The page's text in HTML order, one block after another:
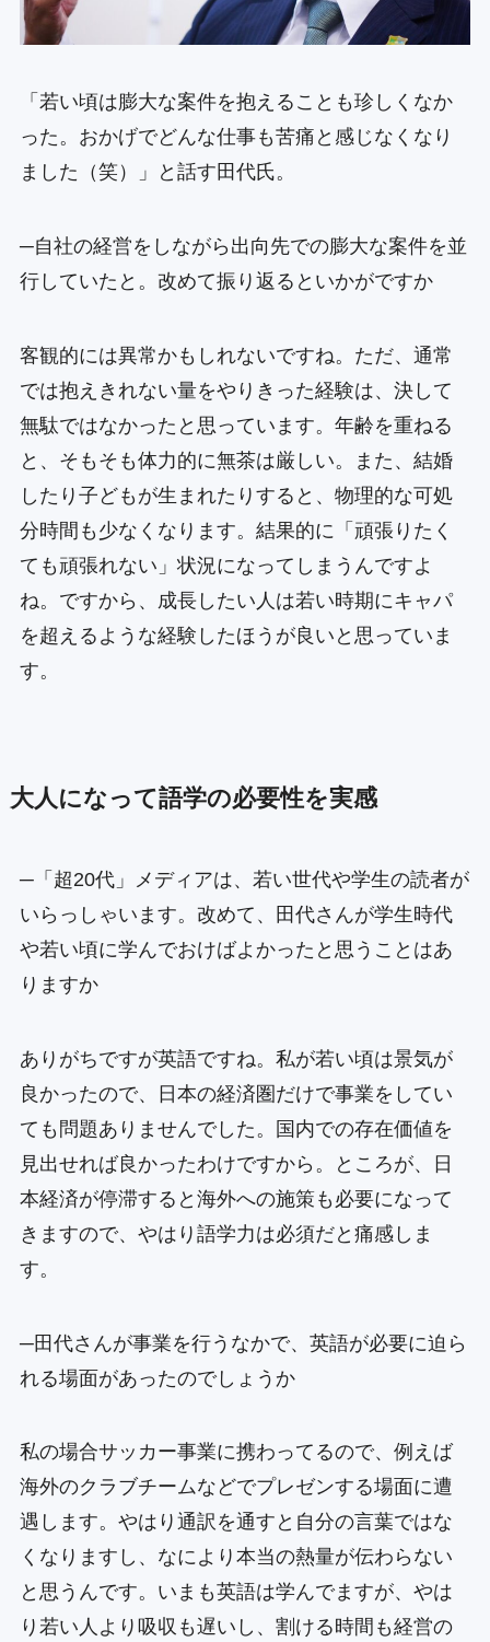
「若い頃は膨大な案件を抱えることも珍しくなか
った。おかげでどんな仕事も苦痛と感じなくなり
ました（笑）」と話す田代氏。
─自社の経営をしながら出向先での膨大な案件を並
行していたと。改めて振り返るといかがですか
客観的には異常かもしれないですね。ただ、通常
では抱えきれない量をやりきった経験は、決して
無駄ではなかったと思っています。年齢を重ねる
と、そもそも体力的に無茶は厳しい。また、結婚
したり子どもが生まれたりすると、物理的な可処
分時間も少なくなります。結果的に「頑張りたく
ても頑張れない」状況になってしまうんですよ
ね。ですから、成長したい人は若い時期にキャパ
を超えるような経験したほうが良いと思っていま
す。
大人になって語学の必要性を実感
─「超20代」メディアは、若い世代や学生の読者が
いらっしゃいます。改めて、田代さんが学生時代
や若い頃に学んでおけばよかったと思うことはあ
りますか
ありがちですが英語ですね。私が若い頃は景気が
良かったので、日本の経済圏だけで事業をしてい
ても問題ありませんでした。国内での存在価値を
見出せれば良かったわけですから。ところが、日
本経済が停滞すると海外への施策も必要になって
きますので、やはり語学力は必須だと痛感しま
す。
─田代さんが事業を行うなかで、英語が必要に迫ら
れる場面があったのでしょうか
私の場合サッカー事業に携わってるので、例えば
海外のクラブチームなどでプレゼンする場面に遭
遇します。やはり通訳を通すと自分の言葉ではな
くなりますし、なにより本当の熱量が伝わらない
と思うんです。いまも英語は学んでますが、やは
り若い人より吸収も遅いし、割ける時間も経営の